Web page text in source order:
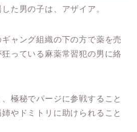
た男の子は、アザイア。
ャング組織の下の方で薬を売
っている麻薬常習犯の男に絡
極秘でパージに参戦すること
やドミトリに助けられること